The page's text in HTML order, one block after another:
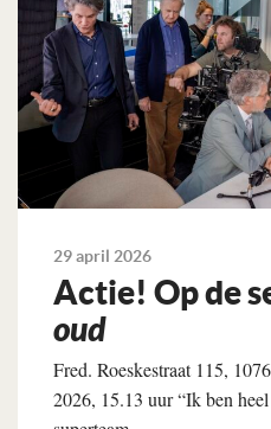
29 april 2026
Actie! Op de
oud
Fred. Roeskestraat 115,
2026, 15.13 uur “Ik ben